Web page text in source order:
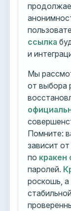
ссылка
и
Мы
от выбора
Помните:
зависит
по кракен
паролей.
роскошь,